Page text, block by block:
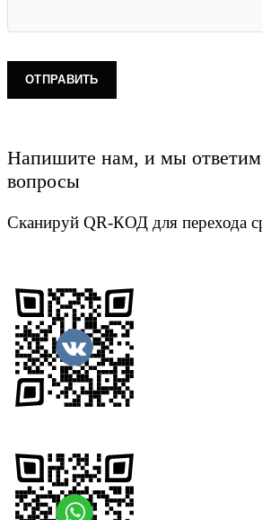
Напишите нам, и мы
вопросы
Сканируй QR-КОД для перехода